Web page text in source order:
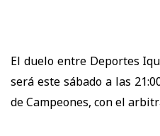
El duelo entre Deportes
será este sábado a las
de Campeones, con el